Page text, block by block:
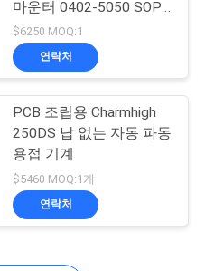
업
마운터 0402-5050 SOP
QFN
$6250 MOQ:1
연락처
PCB 조립용 Charmhigh
250DS 납 없는 자동 파동
용접 기계
$5460 MOQ:1개
연락처